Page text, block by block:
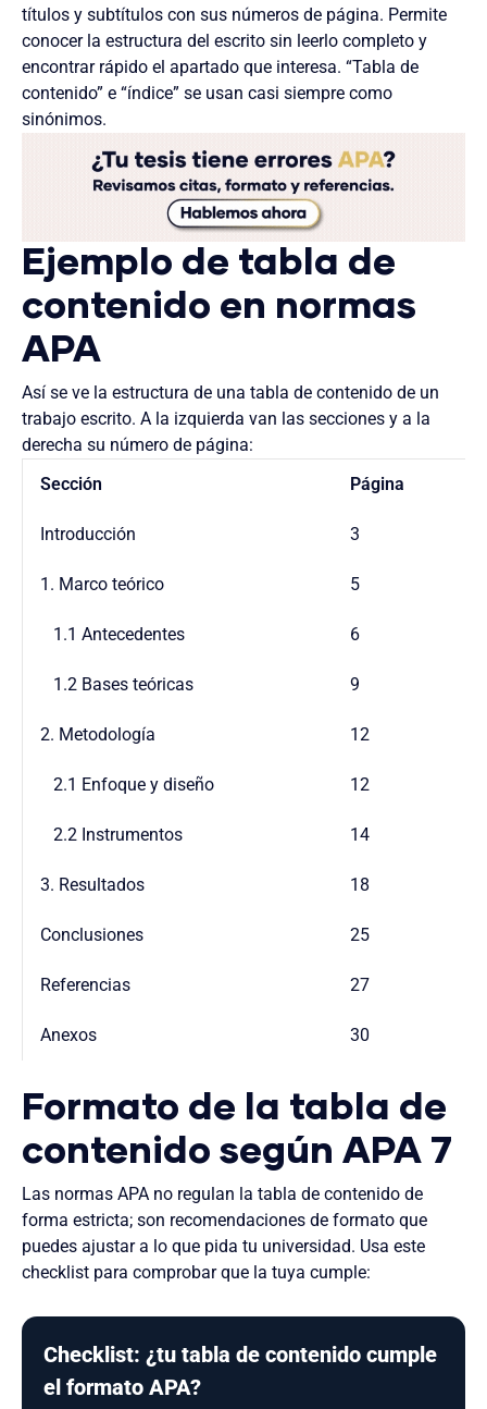
títulos y subtítulos con sus números de página. Permite
conocer la estructura del escrito sin leerlo completo y
encontrar rápido el apartado que interesa. “Tabla de
contenido” e “índice” se usan casi siempre como
sinónimos.
Ejemplo de tabla de
contenido en normas
APA
Así se ve la estructura de una tabla de contenido de un
trabajo escrito. A la izquierda van las secciones y a la
derecha su número de página:
Sección
Página
Introducción 3
1. Marco teórico 5
1.1 Antecedentes 6
1.2 Bases teóricas 9
2. Metodología 12
2.1 Enfoque y diseño 12
2.2 Instrumentos 14
3. Resultados 18
Conclusiones 25
Referencias 27
Anexos 30
Formato de la tabla de
contenido según APA 7
Las normas APA no regulan la tabla de contenido de
forma estricta; son recomendaciones de formato que
puedes ajustar a lo que pida tu universidad. Usa este
checklist para comprobar que la tuya cumple:
Checklist: ¿tu tabla de contenido cumple
el formato APA?